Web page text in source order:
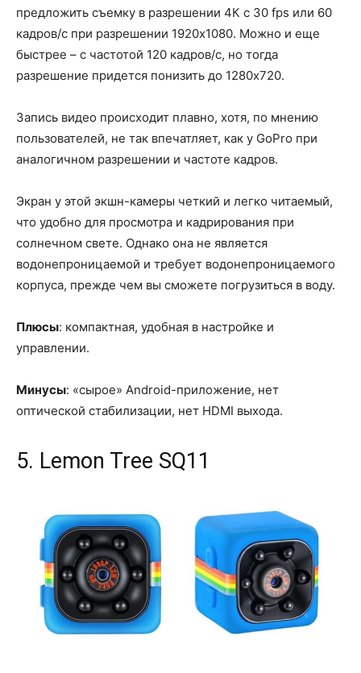
предложить съемку в разрешении 4К с 30 fps или 60
кадров/с при разрешении 1920x1080. Можно и еще
быстрее – с частотой 120 кадров/с, но тогда
разрешение придется понизить до 1280x720.
Запись видео происходит плавно, хотя, по мнению
пользователей, не так впечатляет, как у GoPro при
аналогичном разрешении и частоте кадров.
Экран у этой экшн-камеры четкий и легко читаемый,
что удобно для просмотра и кадрирования при
солнечном свете. Однако она не является
водонепроницаемой и требует водонепроницаемого
корпуса, прежде чем вы сможете погрузиться в воду.
Плюсы: компактная, удобная в настройке и
управлении.
Минусы: «сырое» Android-приложение, нет
оптической стабилизации, нет HDMI выхода.
5. Lemon Tree SQ11